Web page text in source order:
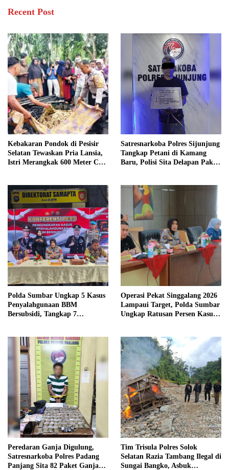
Recent Post
Kebakaran Pondok di Pesisir
Selatan Tewaskan Pria Lansia,
Istri Merangkak 600 Meter Cari
Satresnarkoba Polres Sijunjung
Tangkap Petani di Kamang
Baru, Polisi Sita Delapan Paket
Polda Sumbar Ungkap 5 Kasus
Penyalahgunaan BBM
Bersubsidi, Tangkap 7
Operasi Pekat Singgalang 2026
Lampaui Target, Polda Sumbar
Ungkap Ratusan Persen Kasus
Peredaran Ganja Digulung,
Satresnarkoba Polres Padang
Panjang Sita 82 Paket Ganja
Tim Trisula Polres Solok
Selatan Razia Tambang Ilegal di
Sungai Bangko, Asbuk